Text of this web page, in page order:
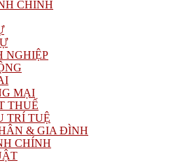
CHÍNH
NGHIỆP
MẠI
THUẾ
TRÍ TUỆ
& GIA ĐÌNH
CHÍNH